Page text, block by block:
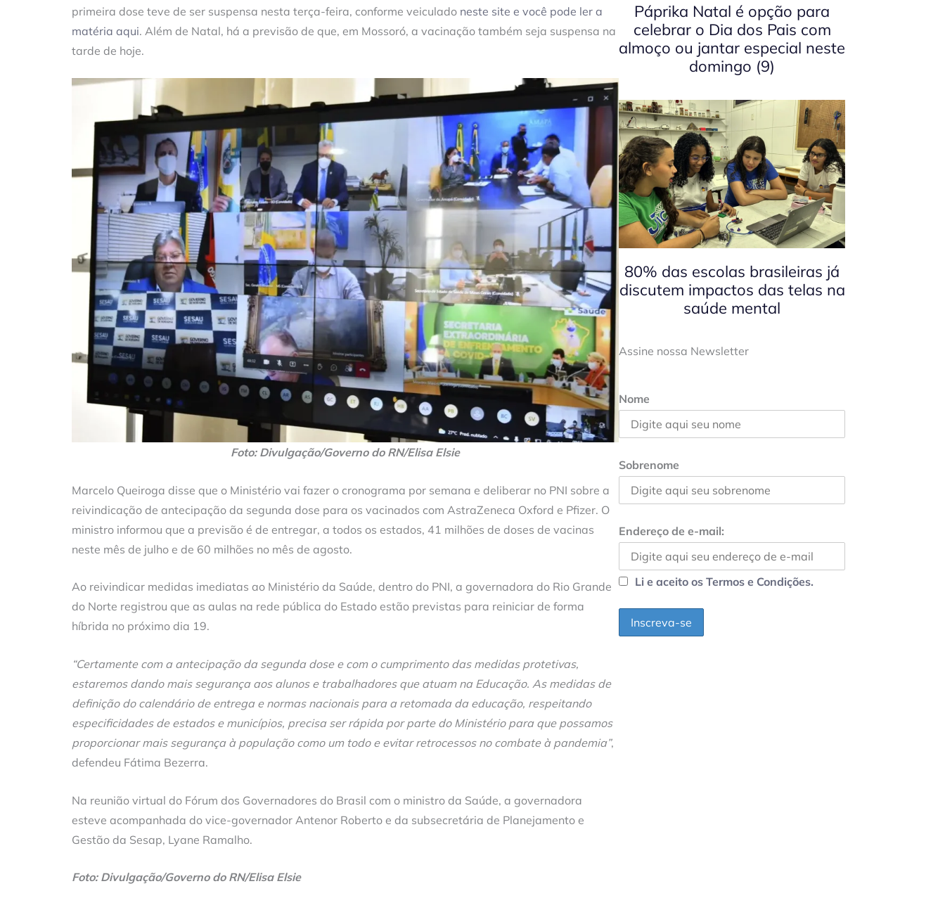
primeira dose teve de ser suspensa nesta terça-feira, conforme veiculado neste site e você pode ler a
matéria aqui. Além de Natal, há a previsão de que, em Mossoró, a vacinação também seja suspensa na
tarde de hoje.
Foto: Divulgação/Governo do RN/Elisa Elsie
Marcelo Queiroga disse que o Ministério vai fazer o cronograma por semana e deliberar no PNI sobre a
reivindicação de antecipação da segunda dose para os vacinados com AstraZeneca Oxford e Pfizer. O
ministro informou que a previsão é de entregar, a todos os estados, 41 milhões de doses de vacinas
neste mês de julho e de 60 milhões no mês de agosto.
Ao reivindicar medidas imediatas ao Ministério da Saúde, dentro do PNI, a governadora do Rio Grande
do Norte registrou que as aulas na rede pública do Estado estão previstas para reiniciar de forma
híbrida no próximo dia 19.
“Certamente com a antecipação da segunda dose e com o cumprimento das medidas protetivas,
estaremos dando mais segurança aos alunos e trabalhadores que atuam na Educação. As medidas de
definição do calendário de entrega e normas nacionais para a retomada da educação, respeitando
especificidades de estados e municípios, precisa ser rápida por parte do Ministério para que possamos
proporcionar mais segurança à população como um todo e evitar retrocessos no combate à pandemia”,
defendeu Fátima Bezerra.
Na reunião virtual do Fórum dos Governadores do Brasil com o ministro da Saúde, a governadora
esteve acompanhada do vice-governador Antenor Roberto e da subsecretária de Planejamento e
Gestão da Sesap, Lyane Ramalho.
Foto: Divulgação/Governo do RN/Elisa Elsie
Páprika Natal é opção para
celebrar o Dia dos Pais com
almoço ou jantar especial neste
domingo (9)
80% das escolas brasileiras já
discutem impactos das telas na
saúde mental
Assine nossa Newsletter
Nome
Sobrenome
Endereço de e-mail:
Li e aceito os Termos e Condições.